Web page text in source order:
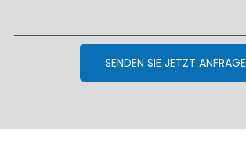
SENDEN SIE JETZT ANFRAGE